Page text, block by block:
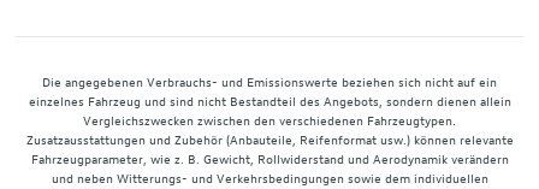
Die angegebenen Verbrauchs- und Emissionswerte beziehen sich nicht auf ein
einzelnes Fahrzeug und sind nicht Bestandteil des Angebots, sondern dienen allein
Vergleichszwecken zwischen den verschiedenen Fahrzeugtypen.
Zusatzausstattungen und Zubehör (Anbauteile, Reifenformat usw.) können relevante
Fahrzeugparameter, wie z. B. Gewicht, Rollwiderstand und Aerodynamik verändern
und neben Witterungs- und Verkehrsbedingungen sowie dem individuellen